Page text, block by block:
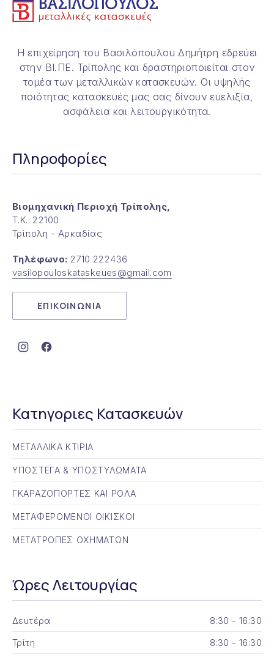
Η επιχείρηση του Βασιλόπουλου Δημήτρη εδρεύει
στην ΒΙ.ΠΕ. Τρίπολης και δραστηριοποιείται στον
τομέα των μεταλλικών κατασκευών. Οι υψηλής
ποιότητας κατασκευές μας σας δίνουν ευελιξία,
ασφάλεια και λειτουργικότητα.
Πληροφορίες
Βιομηχανική Περιοχή Τρίπολης,
Τ.Κ.: 22100
Τρίπολη - Αρκαδίας
Τηλέφωνο: 2710 222436
vasilopouloskataskeues@gmail.com
ΕΠΙΚΟΙΝΩΝΙΑ
Νέο παράθυρο
Νέο παράθυρο
Κατηγοριες Κατασκευών
ΜΕΤΑΛΛΙΚΑ ΚΤΙΡΙΑ
ΥΠΟΣΤΕΓΑ & ΥΠΟΣΤΥΛΩΜΑΤΑ
ΓΚΑΡΑΖΟΠΟΡΤΕΣ ΚΑΙ ΡΟΛΑ
ΜΕΤΑΦΕΡΟΜΕΝΟΙ ΟΙΚΙΣΚΟΙ
ΜΕΤΑΤΡΟΠΕΣ ΟΧΗΜΑΤΩΝ
Ώρες Λειτουργίας
Δευτέρα
8:30 - 16:30
Τρίτη
8:30 - 16:30